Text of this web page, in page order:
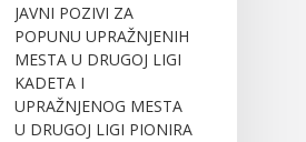
JAVNI POZIVI ZA
POPUNU UPRAŽNJENIH
MESTA U DRUGOJ LIGI
KADETA I
UPRAŽNJENOG MESTA
U DRUGOJ LIGI PIONIRA